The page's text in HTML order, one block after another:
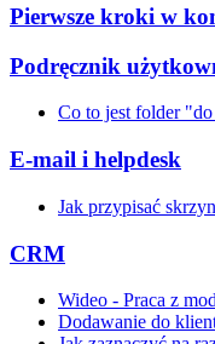
Pierwsze kroki w
Podręcznik
Co to jest folder
E-mail i helpdesk
Jak przypisać
CRM
Wideo - Praca z
Dodawanie do